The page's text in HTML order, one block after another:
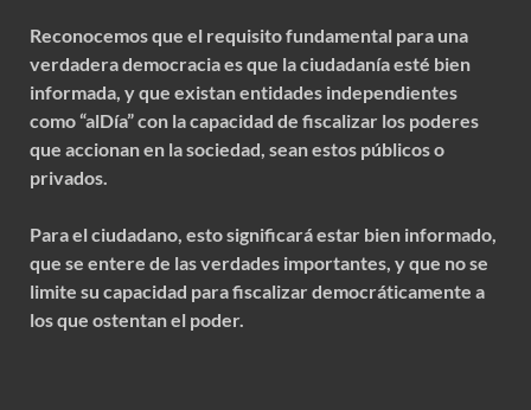
Reconocemos que el requisito fundamental para una
verdadera democracia es que la ciudadanía esté bien
informada, y que existan entidades independientes
como “alDía” con la capacidad de fiscalizar los poderes
que accionan en la sociedad, sean estos públicos o
privados.
Para el ciudadano, esto significará estar bien informado,
que se entere de las verdades importantes, y que no se
limite su capacidad para fiscalizar democráticamente a
los que ostentan el poder.